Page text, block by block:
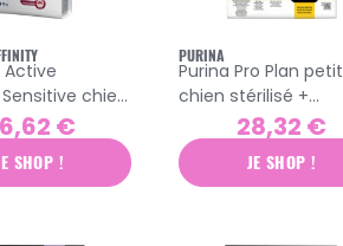
chien
€
SHOP !
PURINA
Purina Pro Plan petit
chien stérilisé +
croquettes light 3kg
28,32 €
JE SHOP !